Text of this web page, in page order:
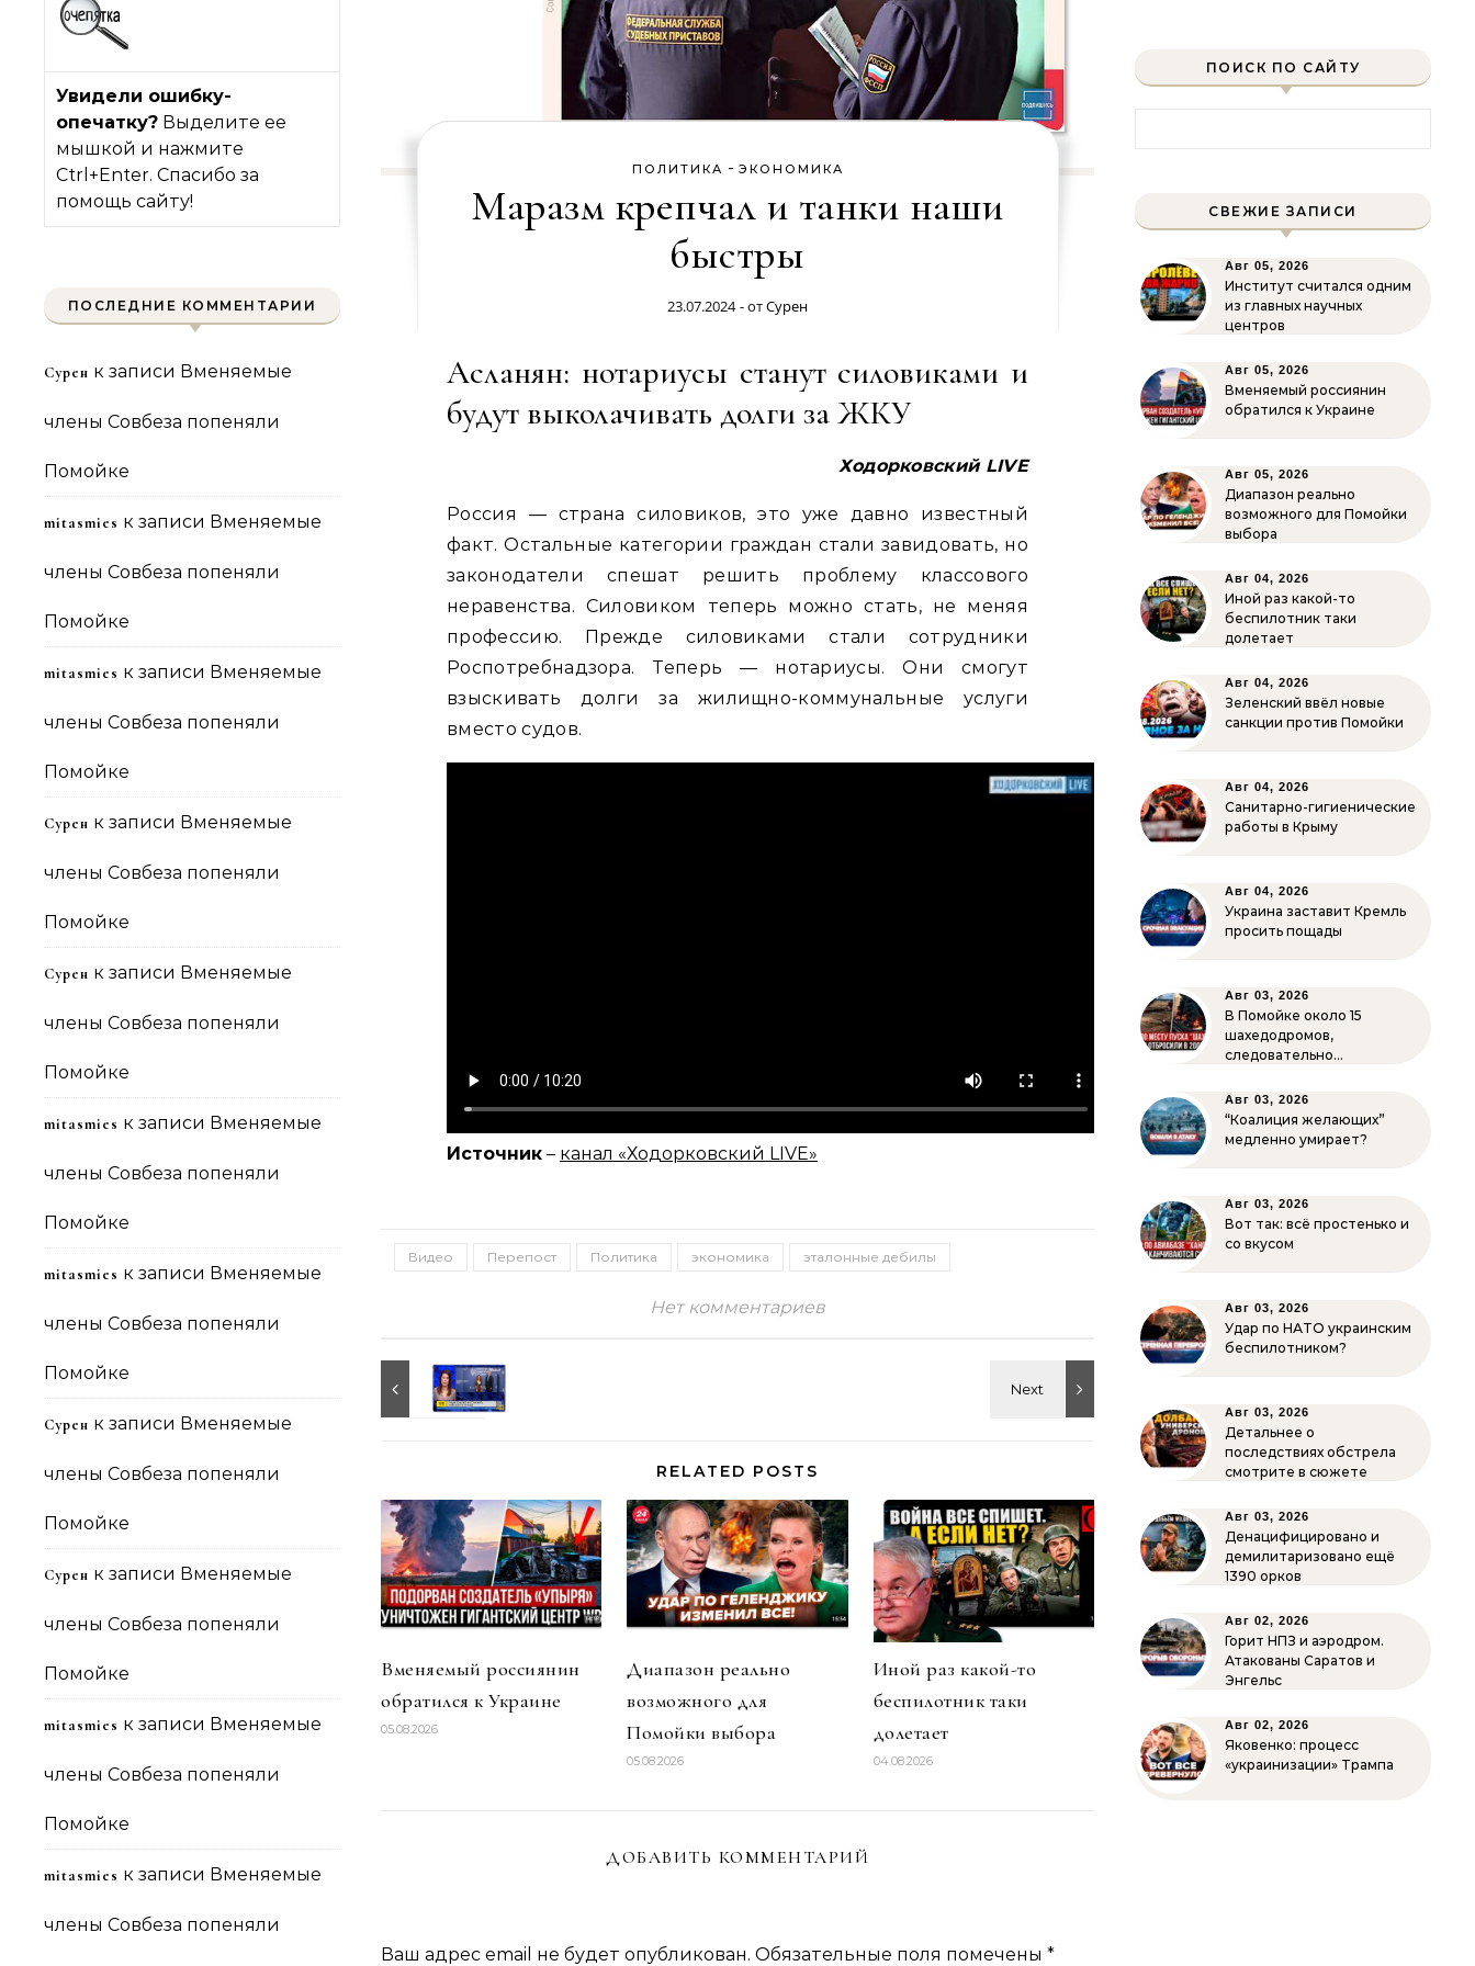
Увидели ошибку-
опечатку? Выделите ее
мышкой и нажмите
Ctrl+Enter. Спасибо за
помощь сайту!
ПОСЛЕДНИЕ КОММЕНТАРИИ
Сурен к записи Вменяемые
члены Совбеза попеняли
Помойке
mitasmies к записи Вменяемые
члены Совбеза попеняли
Помойке
mitasmies к записи Вменяемые
члены Совбеза попеняли
Помойке
Сурен к записи Вменяемые
члены Совбеза попеняли
Помойке
Сурен к записи Вменяемые
члены Совбеза попеняли
Помойке
mitasmies к записи Вменяемые
члены Совбеза попеняли
Помойке
mitasmies к записи Вменяемые
члены Совбеза попеняли
Помойке
Сурен к записи Вменяемые
члены Совбеза попеняли
Помойке
Сурен к записи Вменяемые
члены Совбеза попеняли
Помойке
mitasmies к записи Вменяемые
члены Совбеза попеняли
Помойке
mitasmies к записи Вменяемые
члены Совбеза попеняли
ПОЛИТИКА - ЭКОНОМИКА
Маразм крепчал и танки наши
быстры
23.07.2024 - отСурен
Асланян: нотариусы станут силовиками и
будут выколачивать долги за ЖКУ
Ходорковский LIVE
Россия — страна силовиков, это уже давно известный
факт. Остальные категории граждан стали завидовать, но
законодатели спешат решить проблему классового
неравенства. Силовиком теперь можно стать, не меняя
профессию. Прежде силовиками стали сотрудники
Роспотребнадзора. Теперь — нотариусы. Они смогут
взыскивать долги за жилищно-коммунальные услуги
вместо судов.
Источник – канал «Ходорковский LIVE»
Видео Перепост Политика экономика эталонные дебилы
Нет комментариев
RELATED POSTS
Вменяемый россиянин
обратился к Украине
05.08.2026
Диапазон реально
возможного для
Помойки выбора
05.08.2026
Иной раз какой-то
беспилотник таки
долетает
04.08.2026
ДОБАВИТЬ КОММЕНТАРИЙ
Ваш адрес email не будет опубликован. Обязательные поля помечены *
ПОИСК ПО САЙТУ
СВЕЖИЕ ЗАПИСИ
Авг 05, 2026
Институт считался одним
из главных научных
центров
Авг 05, 2026
Вменяемый россиянин
обратился к Украине
Авг 05, 2026
Диапазон реально
возможного для Помойки
выбора
Авг 04, 2026
Иной раз какой-то
беспилотник таки
долетает
Авг 04, 2026
Зеленский ввёл новые
санкции против Помойки
Авг 04, 2026
Санитарно-гигиенические
работы в Крыму
Авг 04, 2026
Украина заставит Кремль
просить пощады
Авг 03, 2026
В Помойке около 15
шахедодромов,
следовательно…
Авг 03, 2026
“Коалиция желающих”
медленно умирает?
Авг 03, 2026
Вот так: всё простенько и
со вкусом
Авг 03, 2026
Удар по НАТО украинским
беспилотником?
Авг 03, 2026
Детальнее о
последствиях обстрела
смотрите в сюжете
Авг 03, 2026
Денацифицировано и
демилитаризовано ещё
1390 орков
Авг 02, 2026
Горит НПЗ и аэродром.
Атакованы Саратов и
Энгельс
Авг 02, 2026
Яковенко: процесс
«украинизации» Трампа